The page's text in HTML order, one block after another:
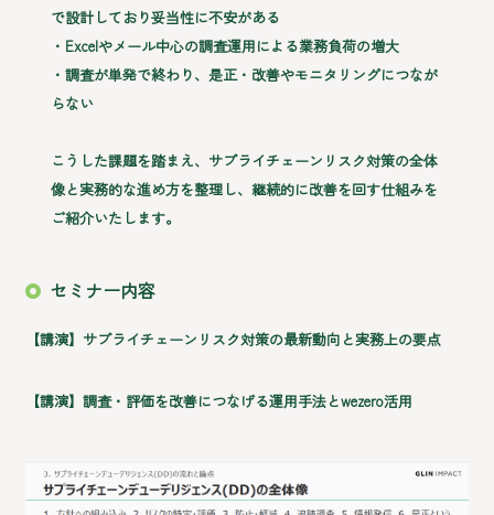
で設計しており妥当性に不安がある
・Excelやメール中心の調査運用による業務負荷の増大
・調査が単発で終わり、是正・改善やモニタリングにつなが
らない
こうした課題を踏まえ、サプライチェーンリスク対策の全体
像と実務的な進め方を整理し、継続的に改善を回す仕組みを
ご紹介いたします。
セミナー内容
【講演】サプライチェーンリスク対策の最新動向と実務上の要点
【講演】調査・評価を改善につなげる運用手法とwezero活用